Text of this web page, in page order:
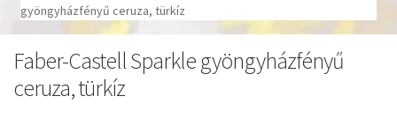
gyöngyházfényű ceruza, türkíz
Faber-Castell Sparkle gyöngyházfényű
ceruza, türkíz